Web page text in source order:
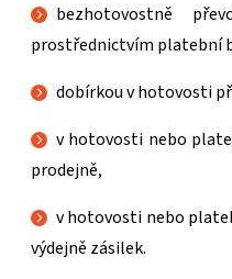
bezhotovostně
prostřednictvím platební
dobírkou v hotovosti
v hotovosti nebo
prodejně,
v hotovosti nebo
výdejně zásilek.